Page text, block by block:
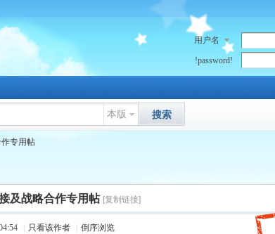
用户名
!password!
本版 搜索
专用帖
及战略合作专用帖 [复制链接]
只看该作者 倒序浏览